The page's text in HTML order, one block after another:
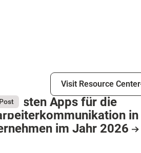
Visit Resource Center
Visit Resource Center
4, 2026
9 besten Apps für die
in
im Jahr 2026